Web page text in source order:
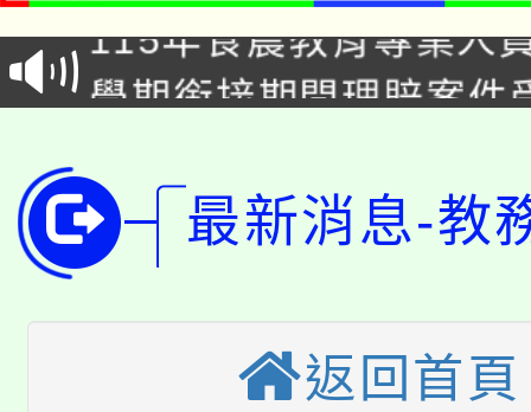
會
115年食農教育專業人
程
學期銜接期間理賠案件
版
公告本校115學年度第
代理(課)教師甄選結果(
「2026金融保險知識
車」活動
桃園市115學年度學生
生本土語及新住民語歌
公告本校115學年度第
最新消息-教
返回首頁